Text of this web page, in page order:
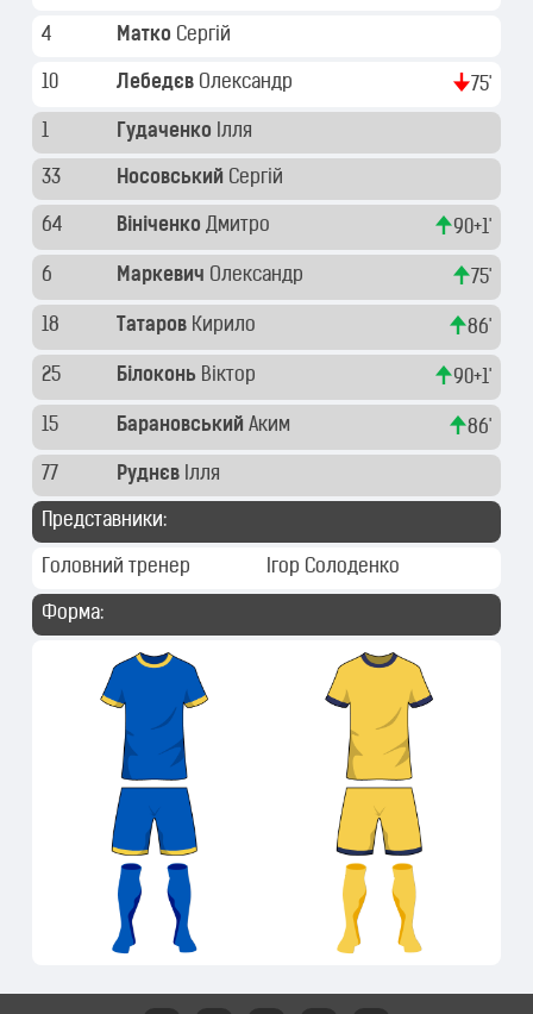
4 Матко Сергій
10 Лебедєв Олександр 75'
1 Гудаченко Ілля
33 Носовський Сергій
64 Вініченко Дмитро 90+1'
6 Маркевич Олександр 75'
18 Татаров Кирило 86'
25 Білоконь Віктор 90+1'
15 Барановський Аким 86'
77 Руднєв Ілля
Представники:
Головний тренер Ігор Солоденко
Форма: